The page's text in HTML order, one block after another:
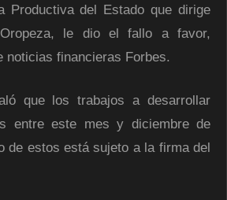
Productiva del Estado que dirige
le dio el fallo a favor,
noticias financieras Forbes.
que los trabajos a desarrollar
entre este mes y diciembre de
de estos está sujeto a la firma del